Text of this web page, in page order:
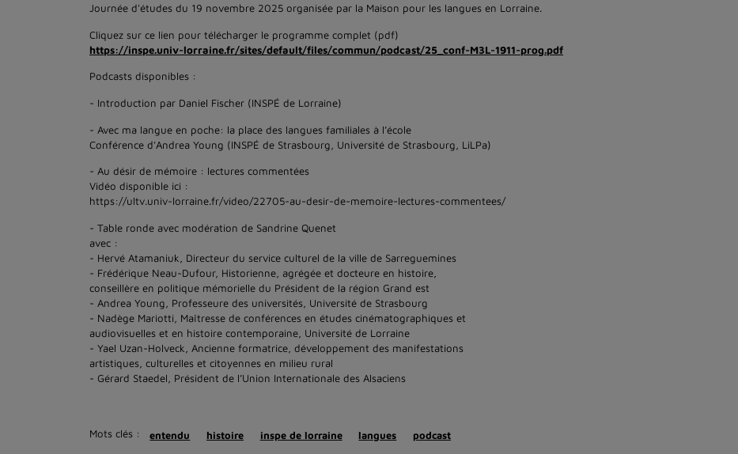
Journée d'études du 19 novembre 2025 organisée par la Maison pour les langues en Lorraine.
Cliquez sur ce lien pour télécharger le programme complet (pdf)
https://inspe.univ-lorraine.fr/sites/default/files/commun/podcast/25_conf-M3L-1911-prog.pdf
Podcasts disponibles :
- Introduction par Daniel Fischer (INSPÉ de Lorraine)
- Avec ma langue en poche: la place des langues familiales à l’école
Conférence d'Andrea Young (INSPÉ de Strasbourg, Université de Strasbourg, LiLPa)
- Au désir de mémoire : lectures commentées
Vidéo disponible ici :
https://ultv.univ-lorraine.fr/video/22705-au-desir-de-memoire-lectures-commentees/
- Table ronde avec modération de Sandrine Quenet
avec :
- Hervé Atamaniuk, Directeur du service culturel de la ville de Sarreguemines
- Frédérique Neau-Dufour, Historienne, agrégée et docteure en histoire,
conseillère en politique mémorielle du Président de la région Grand est
- Andrea Young, Professeure des universités, Université de Strasbourg
- Nadège Mariotti, Maîtresse de conférences en études cinématographiques et
audiovisuelles et en histoire contemporaine, Université de Lorraine
- Yael Uzan-Holveck, Ancienne formatrice, développement des manifestations
artistiques, culturelles et citoyennes en milieu rural
- Gérard Staedel, Président de l’Union Internationale des Alsaciens
Mots clés : entendu histoire inspe de lorraine langues podcast